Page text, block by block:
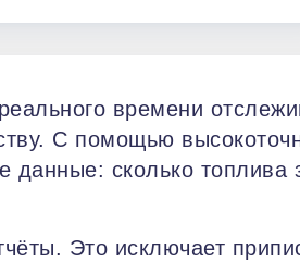
времени
С помощью
данные: сколько топлива
Это исключает